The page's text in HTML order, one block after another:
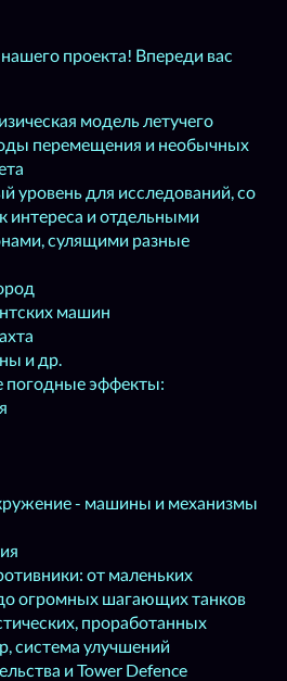
проекта! Впереди вас
модель летучего
перемещения и необычных
уровень для исследований, со
интереса и отдельными
сулящими разные
машин
и др.
погодные эффекты:
- машины и механизмы
от маленьких
огромных шагающих танков
проработанных
система улучшений
и Tower Defence